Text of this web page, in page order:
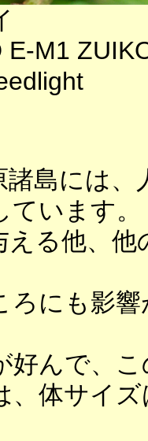
E-M1
諸島には
います。
える他、
ろにも影
好んで、
、体サイ